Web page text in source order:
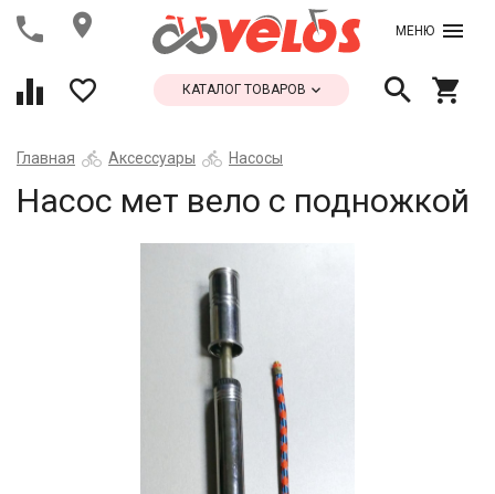
МЕНЮ
КАТАЛОГ ТОВАРОВ
Главная Аксессуары Насосы
Насос мет вело с подножкой